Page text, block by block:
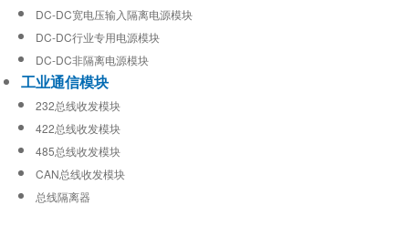
DC-DC宽电压输入隔离电源模块
DC-DC行业专用电源模块
DC-DC非隔离电源模块
工业通信模块
232总线收发模块
422总线收发模块
485总线收发模块
CAN总线收发模块
总线隔离器